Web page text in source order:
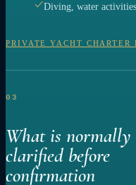
Diving, water
PRIVATE YACHT CHARTER
03
What is normally
clarified before
confirmation